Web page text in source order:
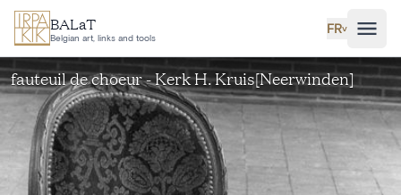
Aller au contenu principal
BALaT
Belgian art, links and tools
FR˅
fauteuil de choeur - Kerk H. Kruis[Neerwinden]